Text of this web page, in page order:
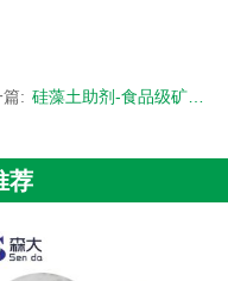
: 硅藻土助剂-食品级矿源来自吉林长白山-[森大硅藻土]
荐